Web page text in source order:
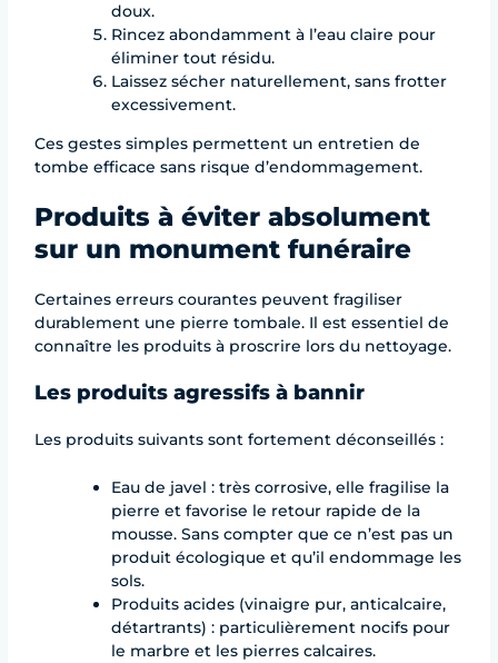
doux.
Rincez abondamment à l’eau claire pour
éliminer tout résidu.
Laissez sécher naturellement, sans frotter
excessivement.
Ces gestes simples permettent un entretien de
tombe efficace sans risque d’endommagement.
Produits à éviter absolument
sur un monument funéraire
Certaines erreurs courantes peuvent fragiliser
durablement une pierre tombale. Il est essentiel de
connaître les produits à proscrire lors du nettoyage.
Les produits agressifs à bannir
Les produits suivants sont fortement déconseillés :
Eau de javel : très corrosive, elle fragilise la
pierre et favorise le retour rapide de la
mousse. Sans compter que ce n’est pas un
produit écologique et qu’il endommage les
sols.
Produits acides (vinaigre pur, anticalcaire,
détartrants) : particulièrement nocifs pour
le marbre et les pierres calcaires.